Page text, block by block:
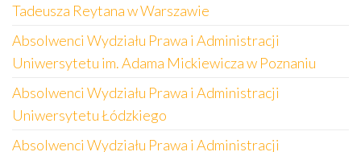
Tadeusza Reytana w Warszawie
Absolwenci Wydziału Prawa i Administracji
Uniwersytetu im. Adama Mickiewicza w Poznaniu
Absolwenci Wydziału Prawa i Administracji
Uniwersytetu Łódzkiego
Absolwenci Wydziału Prawa i Administracji